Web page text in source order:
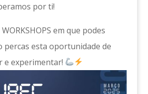
por ti!
em que podes
percas esta oportunidade de
e experimentar!